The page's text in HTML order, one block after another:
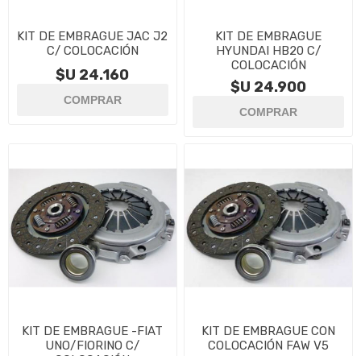
KIT DE EMBRAGUE JAC J2
C/ COLOCACIÓN
$U 24.160
KIT DE EMBRAGUE
HYUNDAI HB20 C/
COLOCACIÓN
$U 24.900
KIT DE EMBRAGUE -FIAT
UNO/FIORINO C/
KIT DE EMBRAGUE CON
COLOCACIÓN FAW V5